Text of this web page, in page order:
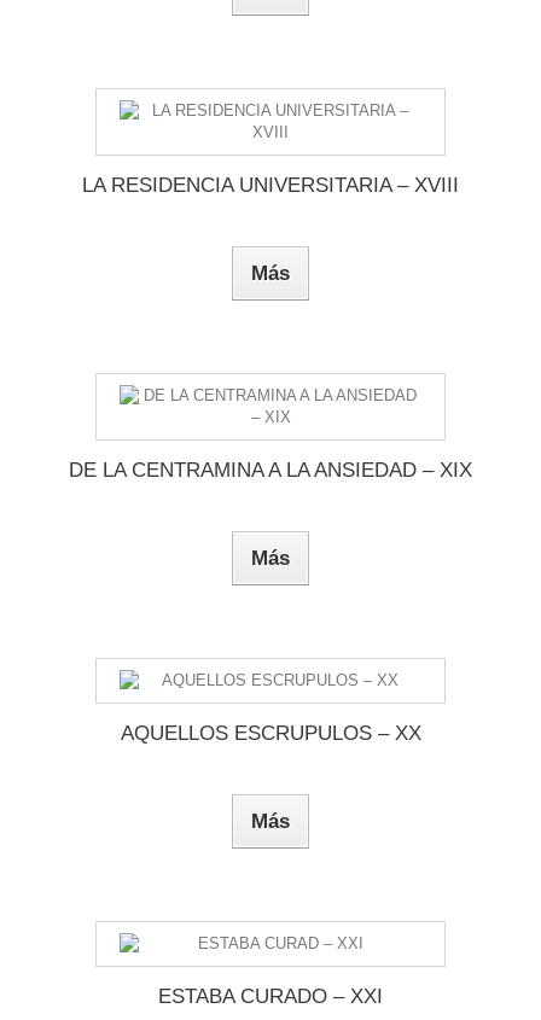
LA RESIDENCIA UNIVERSITARIA – XVIII
Más
DE LA CENTRAMINA A LA ANSIEDAD – XIX
Más
AQUELLOS ESCRUPULOS – XX
Más
ESTABA CURADO – XXI